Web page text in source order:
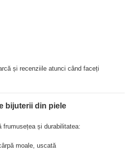
și recenziile atunci când faceți
bijuterii din piele
frumusețea și durabilitatea:
moale, uscată